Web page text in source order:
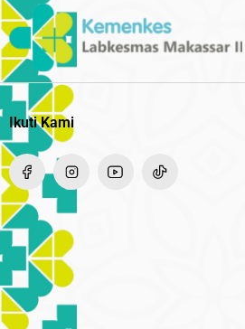
Ikuti Kami